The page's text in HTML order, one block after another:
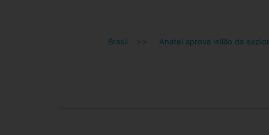
Brasil >> Anatel aprova leilão da